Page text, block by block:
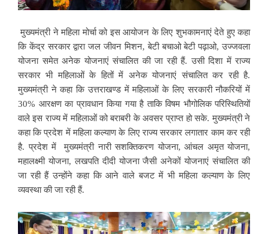
मुख्यमंत्री ने महिला मोर्चा को इस आयोजन के लिए शुभकामनाएं देते हुए कहा
कि केंद्र सरकार द्वारा जल जीवन मिशन, बेटी बचाओ बेटी पढ़ाओ, उज्जवला
योजना समेत अनेक योजनाएं संचालित की जा रही हैं. उसी दिशा में राज्य
सरकार भी महिलाओं के हितों में अनेक योजनाएं संचालित कर रही है.
मुख्यमंत्री ने कहा कि उत्तराखण्ड में महिलाओं के लिए सरकारी नौकरियों में
30% आरक्षण का प्रावधान किया गया है ताकि विषम भौगोलिक परिस्थितियों
वाले इस राज्य में महिलाओं को बराबरी के अवसर प्राप्त हो सके. मुख्यमंत्री ने
कहा कि प्रदेश में महिला कल्याण के लिए राज्य सरकार लगातार काम कर रही
है. प्रदेश में मुख्यमंत्री नारी सशक्तिकरण योजना, आंचल अमृत योजना,
महालक्ष्मी योजना, लखपति दीदी योजना जैसी अनेकों योजनाएं संचालित की
जा रही हैं उन्होंने कहा कि आने वाले बजट में भी महिला कल्याण के लिए
व्यवस्था की जा रही हैं.